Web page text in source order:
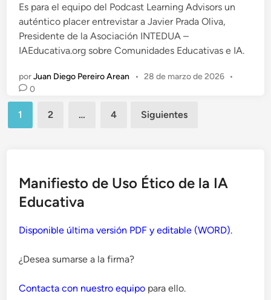
a
d
o
e
Es para el equipo del Podcast Learning Advisors un
auténtico placer entrevistar a Javier Prada Oliva,
Presidente de la Asociación INTEDUA –
IAEducativa.org sobre Comunidades Educativas e IA.
porJuan Diego Pereiro Arean • 28 de marzo de 2026 •
0
Paginación
de
1 2 … 4 Siguientes
Manifiesto de Uso Ético de la IA
Educativa
Disponible última versión PDF y editable (WORD).
¿Desea sumarse a la firma?
Contacta con nuestro equipo para ello.